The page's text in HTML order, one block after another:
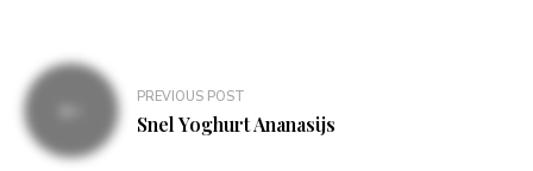
Bericht
navigatie
PREVIOUS POST
Snel Yoghurt Ananasijs